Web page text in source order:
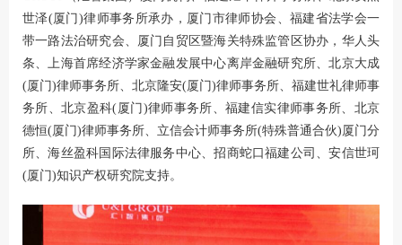
世泽(厦门)律师事务所承办，厦门市律师协会、福建省法学会一
带一路法治研究会、厦门自贸区暨海关特殊监管区协办，华人头
条、上海首席经济学家金融发展中心离岸金融研究所、北京大成
(厦门)律师事务所、北京隆安(厦门)律师事务所、福建世礼律师事
务所、北京盈科(厦门)律师事务所、福建信实律师事务所、北京
德恒(厦门)律师事务所、立信会计师事务所(特殊普通合伙)厦门分
所、海丝盈科国际法律服务中心、招商蛇口福建公司、安信世珂
(厦门)知识产权研究院支持。